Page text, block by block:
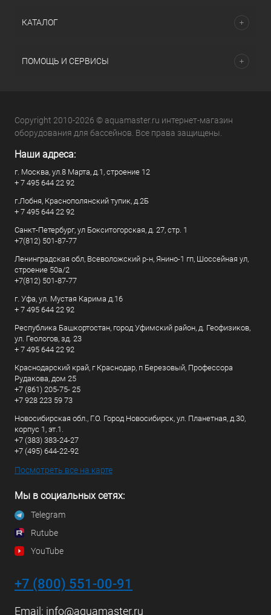
КАТАЛОГ
ПОМОЩЬ И СЕРВИСЫ
Copyright 2010-2026 © aquamaster.ru интернет-магазин
оборудования для бассейнов. Все права защищены.
Наши адреса:
г. Москва, ул.8 Марта, д.1, строение 12
+ 7 495 644 22 92
г.Лобня, Краснополянский тупик, д.2Б
+ 7 495 644 22 92
Санкт-Петербург, ул Бокситогорская, д. 27, стр. 1
+7(812) 501-87-77
Ленинградская обл, Всеволожский р-н, Янино-1 гп, Шоссейная ул,
строение 50а/2
+7(812) 501-87-77
г. Уфа, ул. Мустая Карима д.16
+ 7 495 644 22 92
Республика Башкортостан, город Уфимский район, д. Геофизиков,
ул. Геологов, зд. 23
+ 7 495 644 22 92
Краснодарский край, г Краснодар, п Березовый, Профессора
Рудакова, дом 25
+7 (861) 205-75- 25
+7 928 223 59 73
Новосибирская обл., Г.О. Город Новосибирск, ул. Планетная, д.30,
корпус 1, эт.1.
+7 (383) 383-24-27
+7 (495) 644-22-92
Посмотреть все на карте
Мы в социальных сетях:
Telegram
Rutube
YouTube
+7 (800) 551-00-91
Email: info@aquamaster.ru